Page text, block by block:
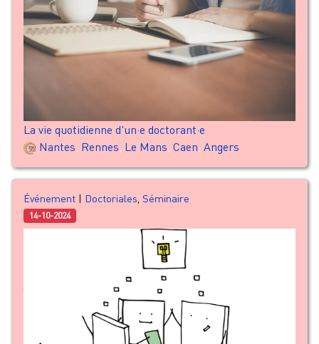
La vie quotidienne d'un·e doctorant·e
Nantes Rennes Le Mans Caen Angers
Événement | Doctoriales Séminaire
14-10-2024